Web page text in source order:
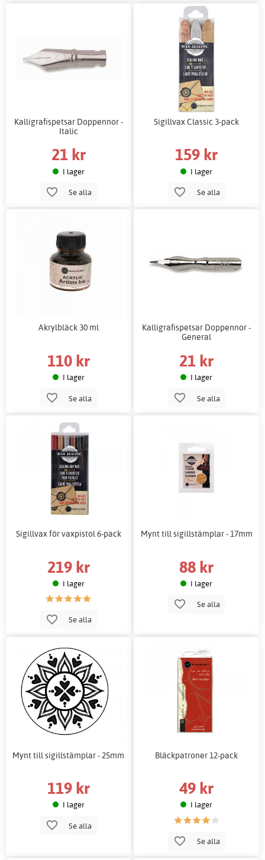
Kalligrafispetsar Doppennor -
Italic
21 kr
I lager
Se alla
Sigillvax Classic 3-pack
159 kr
I lager
Se alla
Akrylbläck 30 ml
110 kr
I lager
Se alla
Kalligrafispetsar Doppennor -
General
21 kr
I lager
Se alla
Sigillvax för vaxpistol 6-pack
219 kr
I lager
Se alla
Mynt till sigillstämplar - 17mm
88 kr
I lager
Se alla
Mynt till sigillstämplar - 25mm
119 kr
I lager
Se alla
Bläckpatroner 12-pack
49 kr
I lager
Se alla